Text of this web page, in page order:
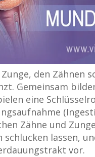
den Zähnen
Gemeinsam
eine
Zähne und
lassen,
vor.